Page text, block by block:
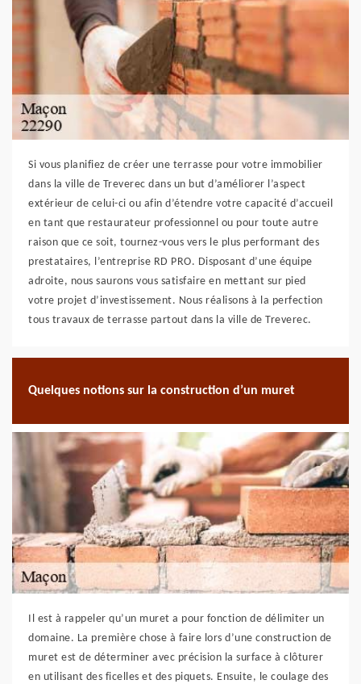
Si vous planifiez de créer une terrasse pour votre immobilier
dans la ville de Treverec dans un but d’améliorer l’aspect
extérieur de celui-ci ou afin d’étendre votre capacité d’accueil
en tant que restaurateur professionnel ou pour toute autre
raison que ce soit, tournez-vous vers le plus performant des
prestataires, l’entreprise RD PRO. Disposant d’une équipe
adroite, nous saurons vous satisfaire en mettant sur pied
votre projet d’investissement. Nous réalisons à la perfection
tous travaux de terrasse partout dans la ville de Treverec.
Quelques notions sur la construction d’un muret
Il est à rappeler qu’un muret a pour fonction de délimiter un
domaine. La première chose à faire lors d’une construction de
muret est de déterminer avec précision la surface à clôturer
en utilisant des ficelles et des piquets. Ensuite, le coulage des